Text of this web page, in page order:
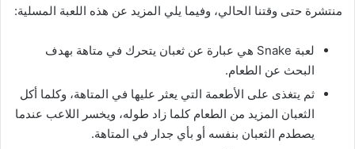
منتشرة حتى وقتنا الحالي، وفيما يلي المزيد عن هذه اللعبة المسلية:
لعبة Snake هي عبارة عن ثعبان يتحرك في متاهة بهدف
البحث عن الطعام.
ثم يتغذى على الأطعمة التي يعثر عليها في المتاهة، وكلما أكل
الثعبان المزيد من الطعام كلما زاد طوله، ويخسر اللاعب عندما
يصطدم الثعبان بنفسه أو بأي جدار في المتاهة.